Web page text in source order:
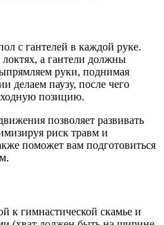
с гантелей в каждой руке.
а гантели должны
руки, поднимая
делаем паузу, после чего
позицию.
позволяет развивать
риск травм и
поможет вам подготовиться
к гимнастической скамье и